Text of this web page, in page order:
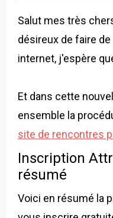
Salut mes très
désireux de faire
internet, j'espère
Et dans cette
ensemble la
site de rencontres
Inscription
résumé
Voici en résumé la